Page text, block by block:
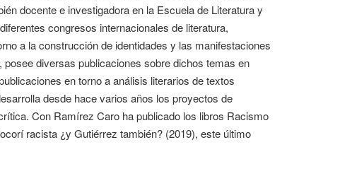
docente e investigadora en la Escuela de Literatura y
congresos internacionales de literatura,
a la construcción de identidades y las manifestaciones
diversas publicaciones sobre dichos temas en
en torno a análisis literarios de textos
desde hace varios años los proyectos de
Con Ramírez Caro ha publicado los libros Racismo
racista ¿y Gutiérrez también? (2019), este último